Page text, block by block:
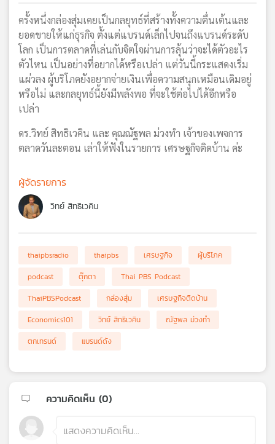
ข่าย
ครั้งหนึ่งกล่องสุ่มเคยเป็นกลยุทธ์ที่สร้างทั้งความตื่นเต้นและ
ยอดขายให้แก่ธุรกิจ ตั้งแต่แบรนด์เล็กไปจนถึงแบรนด์ระดับ
โลก เป็นการตลาดที่เล่นกับจิตใจผ่านการลุ้นว่าจะได้ตัวอะไร
ตัวไหน เป็นอย่างที่อยากได้หรือเปล่า แต่วันนี้กระแสดงเริ่ม
แผ่วลง ผู้บริโภคยังอยากจ่ายเงินเพื่อความสนุกเหมือนเดิมอยู่
หรือไม่ และกลยุทธ์นี้ยังมีพลังพอ ที่จะใช้ต่อไปได้อีกหรือ
เปล่า
ดร.วิทย์ สิทธิเวคิน และ คุณณัฐพล ม่วงทำ เจ้าของเพจการ
ตลาดวันละตอน เล่าให้ฟังในรายการ เศรษฐกิจติดบ้าน ค่ะ
ผู้จัดรายการ
วิทย์ สิทธิเวคิน
thaipbsradio thaipbs เศรษฐกิจ
ผู้บริโภค
podcast
ตุ๊กตา
Thai PBS Podcast
ThaiPBSPodcast
กล่องสุ่ม
เศรษฐกิจติดบ้าน
Economics101
วิทย์ สิทธิเวคิน
ณัฐพล ม่วงทำ
ตกเทรนด์
แบรนด์ดัง
ความคิดเห็น (0)